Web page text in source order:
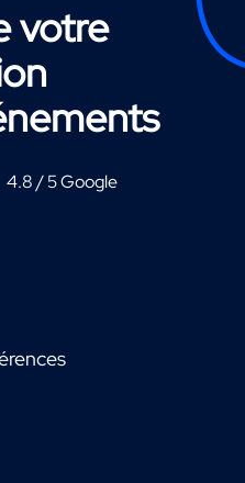
votre
4.8 / 5 Google